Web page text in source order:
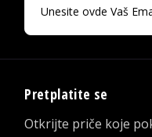
Pretplatite se
Otkrijte priče koje